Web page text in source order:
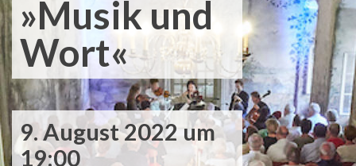
»Musik und
Wort«
9. August 2022 um
19:00